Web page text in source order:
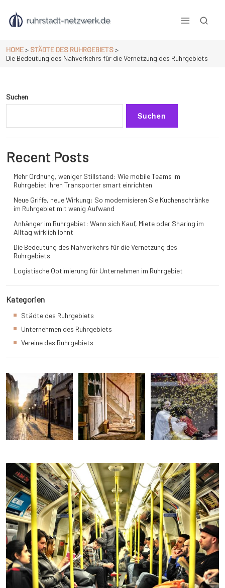
content
HOME> STÄDTE DES RUHRGEBIETS>
Die Bedeutung des Nahverkehrs für die Vernetzung des Ruhrgebiets
Suchen
Suchen
Recent Posts
Mehr Ordnung, weniger Stillstand: Wie mobile Teams im
Ruhrgebiet ihren Transporter smart einrichten
Neue Griffe, neue Wirkung: So modernisieren Sie Küchenschränke
im Ruhrgebiet mit wenig Aufwand
Anhänger im Ruhrgebiet: Wann sich Kauf, Miete oder Sharing im
Alltag wirklich lohnt
Die Bedeutung des Nahverkehrs für die Vernetzung des
Ruhrgebiets
Logistische Optimierung für Unternehmen im Ruhrgebiet
Kategorien
Städte des Ruhrgebiets
Unternehmen des Ruhrgebiets
Vereine des Ruhrgebiets